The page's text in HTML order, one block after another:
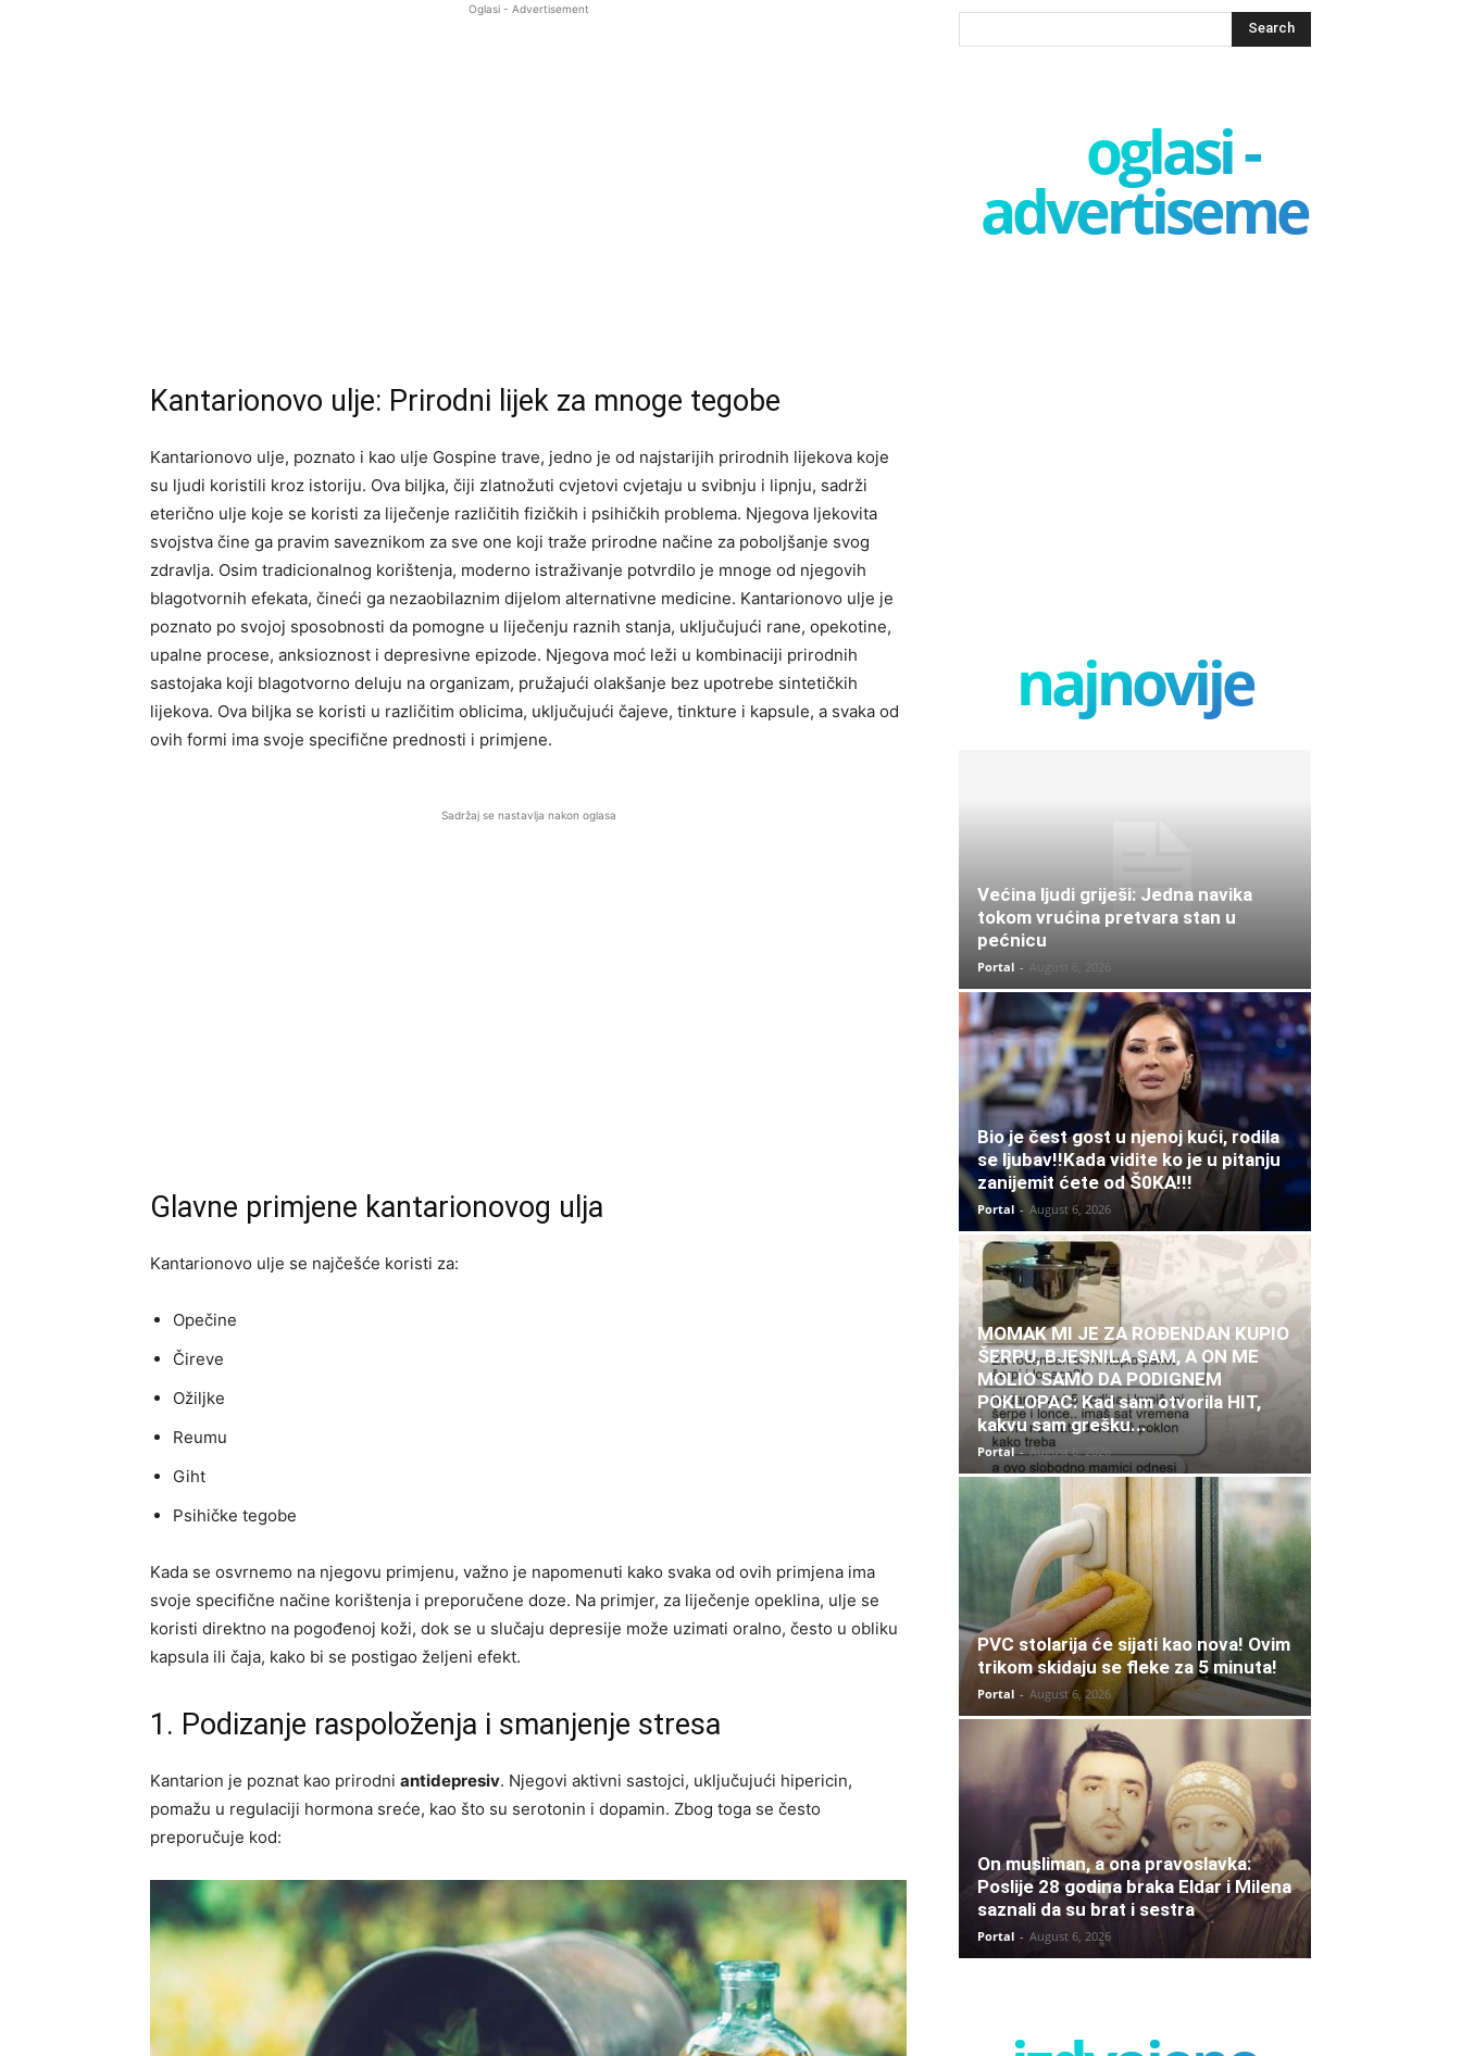
Oglasi - Advertisement
Kantarionovo ulje: Prirodni lijek za mnoge tegobe
Kantarionovo ulje, poznato i kao ulje Gospine trave, jedno je od najstarijih prirodnih lijekova koje
su ljudi koristili kroz istoriju. Ova biljka, čiji zlatnožuti cvjetovi cvjetaju u svibnju i lipnju, sadrži
eterično ulje koje se koristi za liječenje različitih fizičkih i psihičkih problema. Njegova ljekovita
svojstva čine ga pravim saveznikom za sve one koji traže prirodne načine za poboljšanje svog
zdravlja. Osim tradicionalnog korištenja, moderno istraživanje potvrdilo je mnoge od njegovih
blagotvornih efekata, čineći ga nezaobilaznim dijelom alternativne medicine. Kantarionovo ulje je
poznato po svojoj sposobnosti da pomogne u liječenju raznih stanja, uključujući rane, opekotine,
upalne procese, anksioznost i depresivne epizode. Njegova moć leži u kombinaciji prirodnih
sastojaka koji blagotvorno deluju na organizam, pružajući olakšanje bez upotrebe sintetičkih
lijekova. Ova biljka se koristi u različitim oblicima, uključujući čajeve, tinkture i kapsule, a svaka od
ovih formi ima svoje specifične prednosti i primjene.
Sadržaj se nastavlja nakon oglasa
Glavne primjene kantarionovog ulja
Kantarionovo ulje se najčešće koristi za:
Opečine
Čireve
Ožiljke
Reumu
Giht
Psihičke tegobe
Kada se osvrnemo na njegovu primjenu, važno je napomenuti kako svaka od ovih primjena ima
svoje specifične načine korištenja i preporučene doze. Na primjer, za liječenje opeklina, ulje se
koristi direktno na pogođenoj koži, dok se u slučaju depresije može uzimati oralno, često u obliku
kapsula ili čaja, kako bi se postigao željeni efekt.
1. Podizanje raspoloženja i smanjenje stresa
Kantarion je poznat kao prirodni antidepresiv. Njegovi aktivni sastojci, uključujući hipericin,
pomažu u regulaciji hormona sreće, kao što su serotonin i dopamin. Zbog toga se često
preporučuje kod:
oglasi -
advertisement
najnovije
Većina ljudi griješi: Jedna navika
tokom vrućina pretvara stan u
pećnicu
Portal - August 6, 2026
Bio je čest gost u njenoj kući, rodila
se ljubav!!Kada vidite ko je u pitanju
zanijemit ćete od Š0KA!!!
Portal - August 6, 2026
MOMAK MI JE ZA ROĐENDAN KUPIO
ŠERPU, BJESNILA SAM, A ON ME
MOLIO SAMO DA PODIGNEM
POKLOPAC: Kad sam otvorila HIT,
kakvu sam grešku...
Portal - August 6, 2026
PVC stolarija će sijati kao nova! Ovim
trikom skidaju se fleke za 5 minuta!
Portal - August 6, 2026
On musliman, a ona pravoslavka:
Poslije 28 godina braka Eldar i Milena
saznali da su brat i sestra
Portal - August 6, 2026